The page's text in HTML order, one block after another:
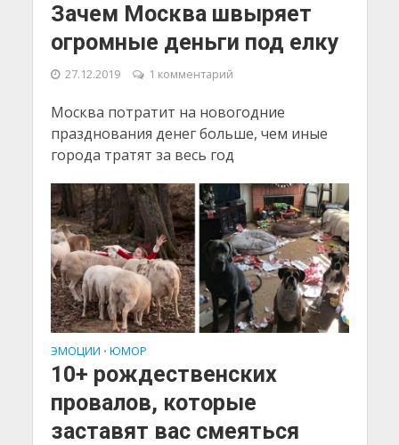
Зачем Москва швыряет
огромные деньги под елку
27.12.2019 1 комментарий
Москва потратит на новогодние
празднования денег больше, чем иные
города тратят за весь год
ЭМОЦИИ • ЮМОР
10+ рождественских
провалов, которые
заставят вас смеяться